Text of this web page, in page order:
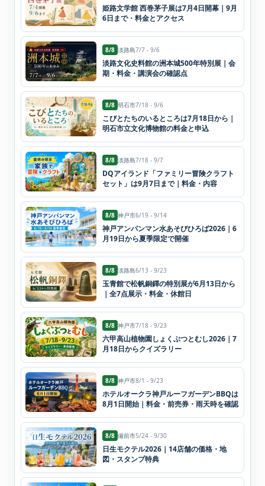
姫路文学館 西巻茅子展は7月4日開幕｜9月
6日まで・料金とアクセス
8/8 淡路島7/7 - 9/6
淡路文化史料館の洲本城500年特別展｜会
期・料金・講演会の確認点
8/8 明石市7/18 - 9/6
こびとたちのいるところは7月18日から｜
明石市立文化博物館の料金と申込
8/8 淡路島7/18 - 9/7
DQアイランド「ファミリー冒険クラフト
セット」は9月7日まで｜料金・内容
8/8 神戸市6/19 - 9/14
神戸アンパンマン水あそびひろば2026｜6
月19日から夏季限定で開催
8/8 淡路島6/13 - 9/23
玉青館で松帆銅鐸の特別展が6月13日から
｜全7点展示・料金・休館日
8/8 神戸市7/18 - 9/23
六甲高山植物園しょくぶつとむし2026｜7
月18日からクイズラリー
8/8 神戸市8/1 - 9/23
ホテルオークラ神戸ルーフガーデンBBQは
8月1日開始｜料金・前売券・雨天時を確認
8/8 備前市5/24 - 9/30
日生モクテル2026｜14店舗の価格・地
図・スタンプ特典